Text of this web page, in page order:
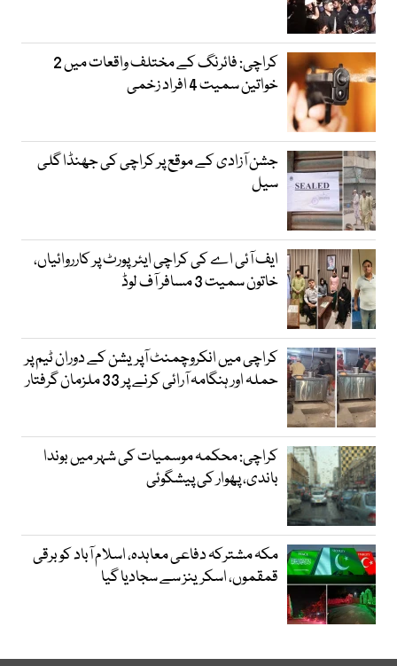
کراچی: فائرنگ کے مختلف واقعات میں 2
خواتین سمیت 4 افراد زخمی
جشن آزادی کے موقع پر کراچی کی جھنڈا گلی
سیل
ایف آئی اے کی کراچی ایئرپورٹ پر کارروائیاں،
خاتون سمیت 3 مسافر آف لوڈ
کراچی میں انکروچمنٹ آپریشن کے دوران ٹیم پر
حملہ اور ہنگامہ آرائی کرنے پر 33 ملزمان گرفتار
کراچی: محکمہ موسمیات کی شہر میں بوندا
باندی، پھوار کی پیشگوئی
مکہ مشترکہ دفاعی معاہدہ، اسلام آباد کو برقی
قمقموں، اسکرینز سے سجادیا گیا